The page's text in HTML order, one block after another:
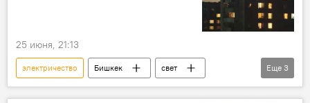
25 июня, 21:13
электричество Бишкек
свет
отключение
график
Еще 3